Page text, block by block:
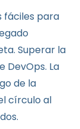
fáciles para
Superar la
DevOps. La
de la
círculo al